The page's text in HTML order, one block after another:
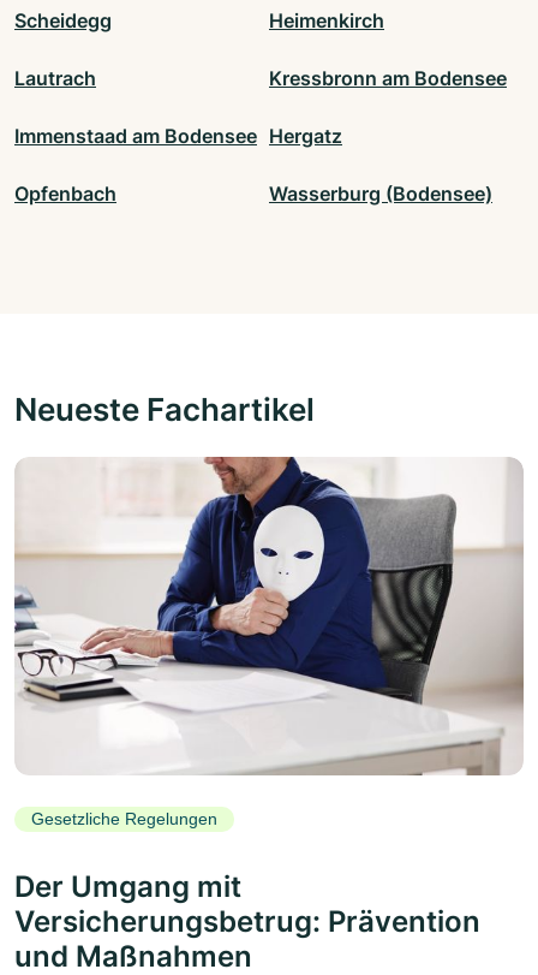
Scheidegg Heimenkirch
Lautrach Kressbronn am Bodensee
Immenstaad am Bodensee Hergatz
Opfenbach Wasserburg (Bodensee)
Neueste Fachartikel
Gesetzliche Regelungen
Der Umgang mit
Versicherungsbetrug: Prävention
und Maßnahmen